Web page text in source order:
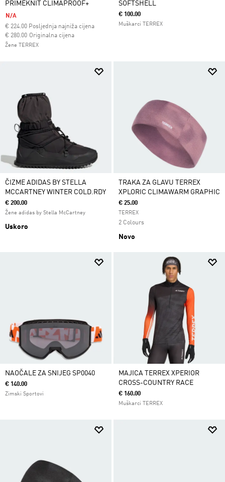
PRIMEKNIT CLIMAPROOF+
N/A
€ 224.00 Posljednja najniža cijena
Originalna cijena
Cijena umanjena od
€ 280.00za
Žene TERREX
SOFTSHELL
€ 100.00
Muškarci TERREX
ČIZME ADIDAS BY STELLA
MCCARTNEY WINTER COLD.RDY
€ 200.00
Žene adidas by Stella McCartney
Uskoro
TRAKA ZA GLAVU TERREX
XPLORIC CLIMAWARM GRAPHIC
€ 25.00
TERREX
2 Colours
Novo
NAOČALE ZA SNIJEG SP0040
€ 140.00
Zimski Sportovi
MAJICA TERREX XPERIOR
CROSS-COUNTRY RACE
€ 160.00
Muškarci TERREX